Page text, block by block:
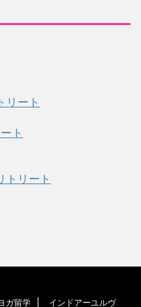
ート
ト
リート
ガ留学
インドアーユルヴ